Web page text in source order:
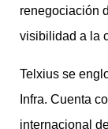
renegociación
visibilidad a la
Telxius se
Infra. Cuenta
internacional